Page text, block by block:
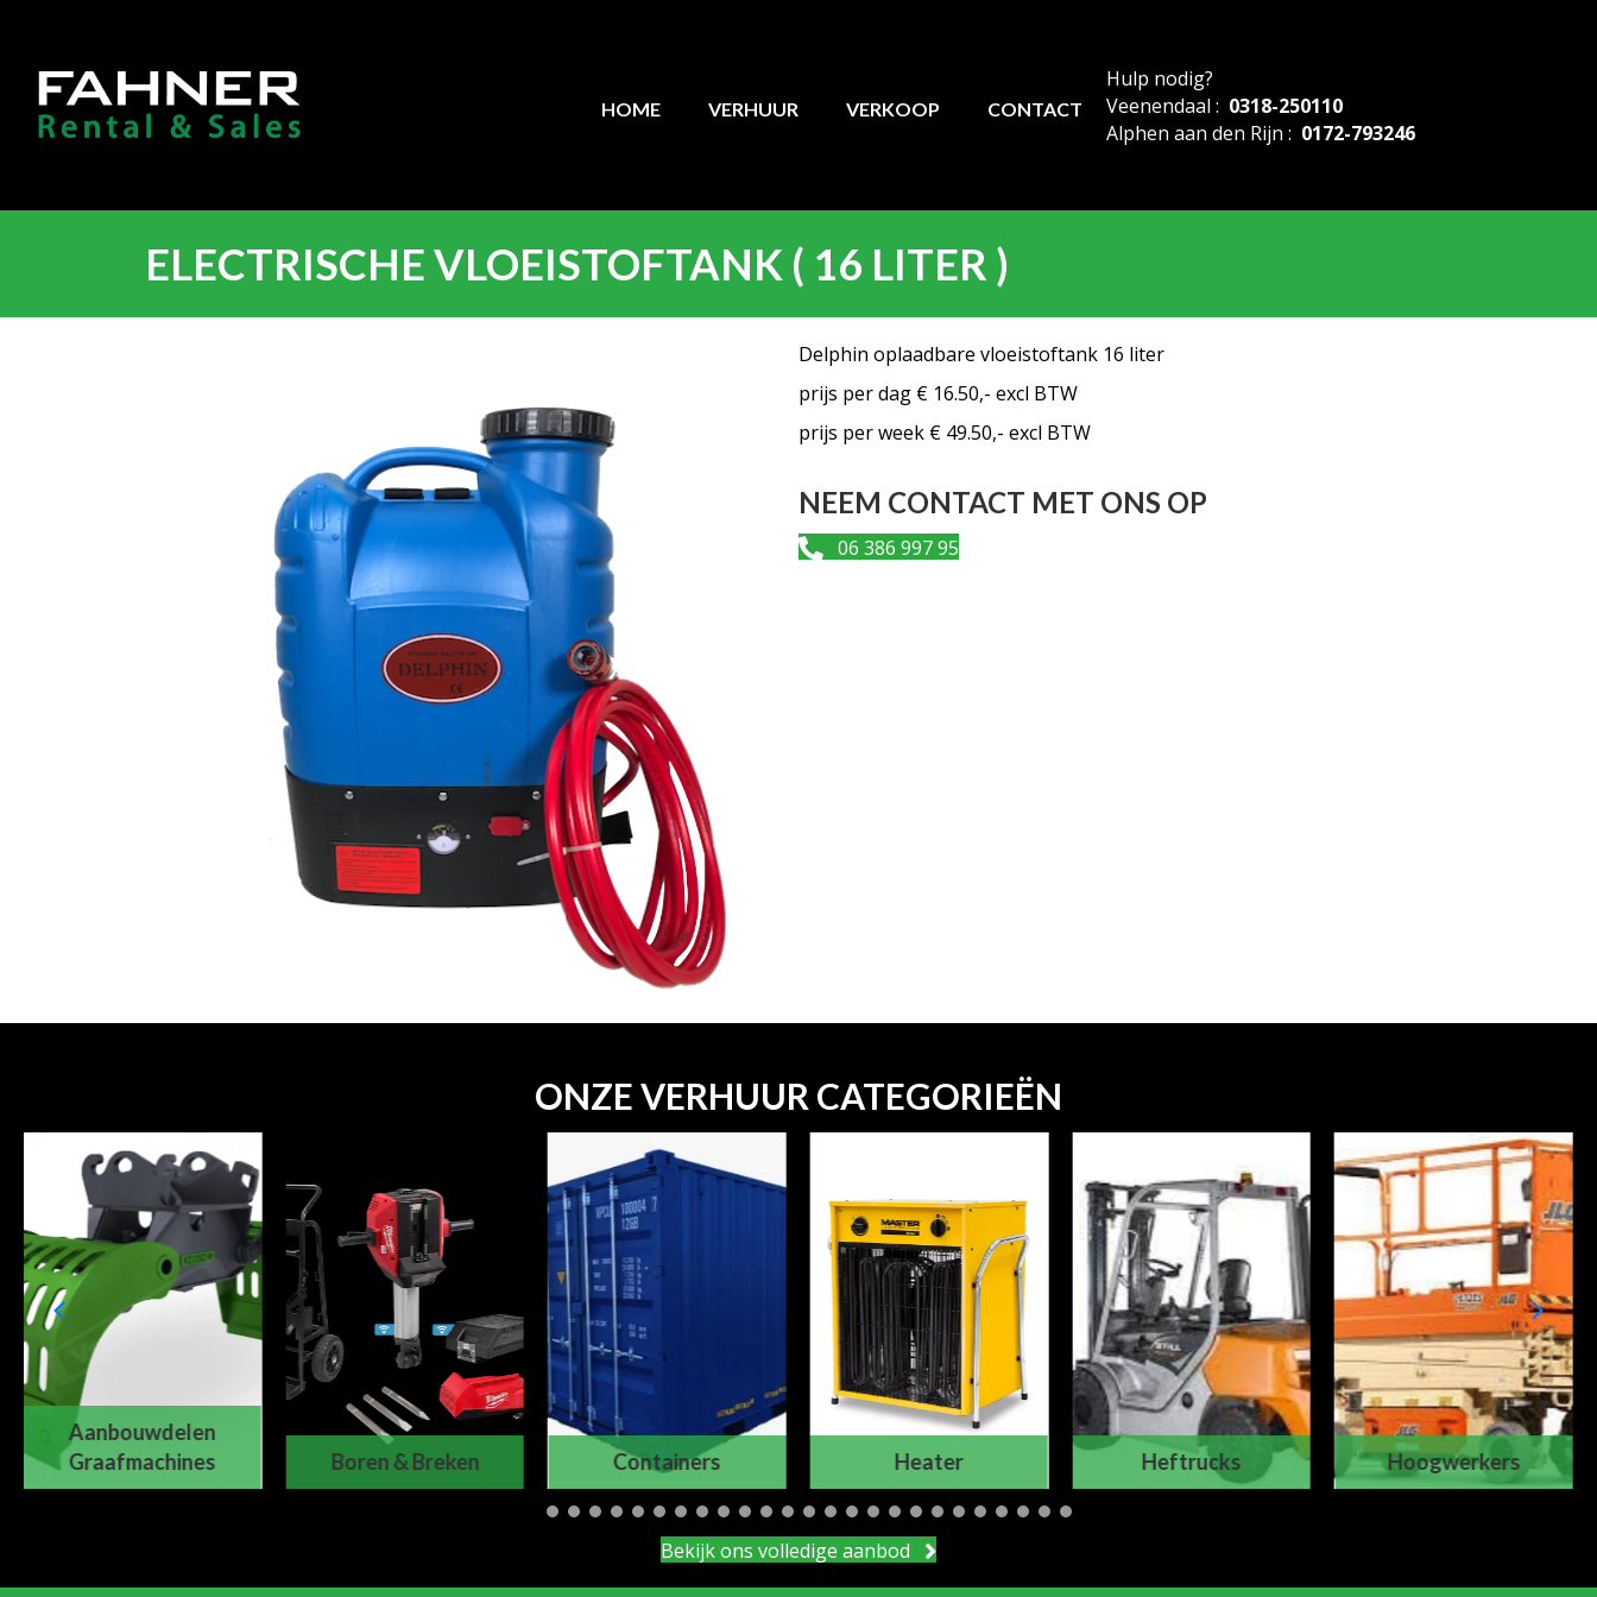
HOME VERHUUR VERKOOP CONTACT
Hulp nodig?
Veenendaal : 0318-250110
Alphen aan den Rijn : 0172-793246
ELECTRISCHE VLOEISTOFTANK ( 16 LITER )
Delphin oplaadbare vloeistoftank 16 liter
prijs per dag € 16.50,- excl BTW
prijs per week € 49.50,- excl BTW
NEEM CONTACT MET ONS OP
06 386 997 95
ONZE VERHUUR CATEGORIEËN
Aanbouwdelen
Graafmachines
Boren & Breken Containers Heater Heftrucks Hoogwerkers
Bekijk ons volledige aanbod